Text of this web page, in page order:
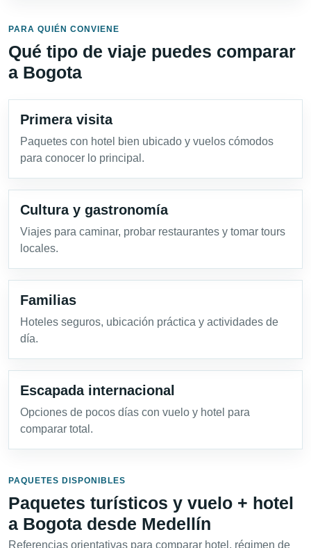
PARA QUIÉN CONVIENE
Qué tipo de viaje puedes comparar
a Bogota
Primera visita
Paquetes con hotel bien ubicado y vuelos cómodos
para conocer lo principal.
Cultura y gastronomía
Viajes para caminar, probar restaurantes y tomar tours
locales.
Familias
Hoteles seguros, ubicación práctica y actividades de
día.
Escapada internacional
Opciones de pocos días con vuelo y hotel para
comparar total.
PAQUETES DISPONIBLES
Paquetes turísticos y vuelo + hotel
a Bogota desde Medellín
Referencias orientativas para comparar hotel, régimen de